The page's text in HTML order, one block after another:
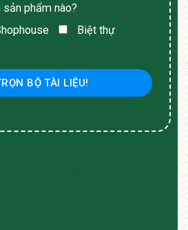
sản phẩm nào?
Biệt thự
BỘ TÀI LIỆU!